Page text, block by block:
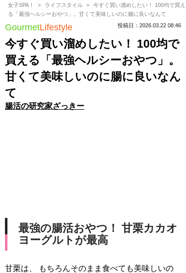
女子SPA！ ライフスタイル
今すぐ買い溜めしたい！ 100均で買え
る「最強ヘルシーおやつ」。甘くて美味しいのに腸に良いなんて
GourmetLifestyle 投稿日：2026.03.22 08:46
今すぐ買い溜めしたい！ 100均で
買える「最強ヘルシーおやつ」。
甘くて美味しいのに腸に良いなん
て
腸活の研究家ざっきー
最強の腸活おやつ！ 甘栗カカオ
ヨーグルトが最高
甘栗は、 もちろんそのまま食べても美味しいの